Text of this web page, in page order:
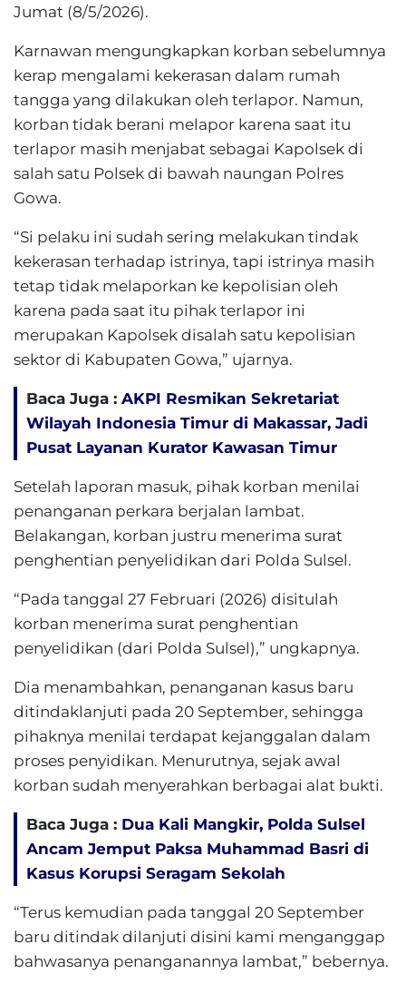
Jumat (8/5/2026).
Karnawan mengungkapkan korban sebelumnya
kerap mengalami kekerasan dalam rumah
tangga yang dilakukan oleh terlapor. Namun,
korban tidak berani melapor karena saat itu
terlapor masih menjabat sebagai Kapolsek di
salah satu Polsek di bawah naungan Polres
Gowa.
“Si pelaku ini sudah sering melakukan tindak
kekerasan terhadap istrinya, tapi istrinya masih
tetap tidak melaporkan ke kepolisian oleh
karena pada saat itu pihak terlapor ini
merupakan Kapolsek disalah satu kepolisian
sektor di Kabupaten Gowa,” ujarnya.
Baca Juga : AKPI Resmikan Sekretariat
Wilayah Indonesia Timur di Makassar, Jadi
Pusat Layanan Kurator Kawasan Timur
Setelah laporan masuk, pihak korban menilai
penanganan perkara berjalan lambat.
Belakangan, korban justru menerima surat
penghentian penyelidikan dari Polda Sulsel.
“Pada tanggal 27 Februari (2026) disitulah
korban menerima surat penghentian
penyelidikan (dari Polda Sulsel),” ungkapnya.
Dia menambahkan, penanganan kasus baru
ditindaklanjuti pada 20 September, sehingga
pihaknya menilai terdapat kejanggalan dalam
proses penyidikan. Menurutnya, sejak awal
korban sudah menyerahkan berbagai alat bukti.
Baca Juga : Dua Kali Mangkir, Polda Sulsel
Ancam Jemput Paksa Muhammad Basri di
Kasus Korupsi Seragam Sekolah
“Terus kemudian pada tanggal 20 September
baru ditindak dilanjuti disini kami menganggap
bahwasanya penanganannya lambat,” bebernya.